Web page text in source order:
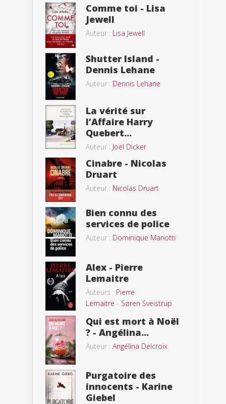
Comme toi - Lisa
Jewell
Auteur : Lisa Jewell
Shutter Island -
Dennis Lehane
Auteur : Dennis Lehane
La vérité sur
l’Affaire Harry
Quebert...
Auteur : Joël Dicker
Cinabre - Nicolas
Druart
Auteur : Nicolas Druart
Bien connu des
services de police
Auteur : Dominique Manotti
Alex - Pierre
Lemaitre
Auteurs : Pierre
Lemaitre - Søren Sveistrup
Qui est mort à Noël
? - Angélina...
Auteur : Angélina Delcroix
Purgatoire des
innocents - Karine
Giebel